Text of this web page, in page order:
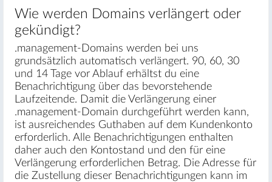
Wie werden Domains verlängert oder
gekündigt?
.management-Domains werden bei uns
grundsätzlich automatisch verlängert. 90, 60, 30
und 14 Tage vor Ablauf erhältst du eine
Benachrichtigung über das bevorstehende
Laufzeitende. Damit die Verlängerung einer
.management-Domain durchgeführt werden kann,
ist ausreichendes Guthaben auf dem Kundenkonto
erforderlich. Alle Benachrichtigungen enthalten
daher auch den Kontostand und den für eine
Verlängerung erforderlichen Betrag. Die Adresse für
die Zustellung dieser Benachrichtigungen kann im